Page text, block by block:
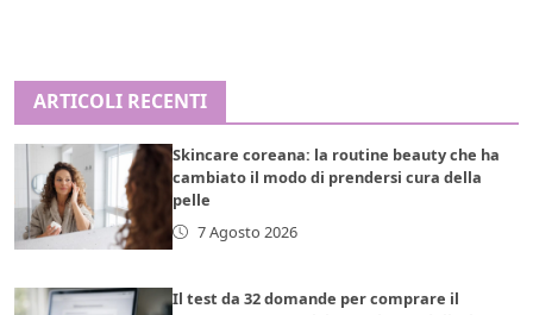
ARTICOLI RECENTI
Skincare coreana: la routine beauty che ha
cambiato il modo di prendersi cura della
pelle
7 Agosto 2026
Il test da 32 domande per comprare il